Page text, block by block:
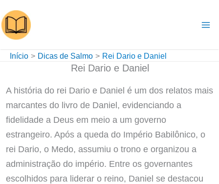
para
o
conteúdo
Início Dicas de Salmo Rei Dario e Daniel
Rei Dario e Daniel
A história do rei Dario e Daniel é um dos relatos mais
marcantes do livro de Daniel, evidenciando a
fidelidade a Deus em meio a um governo
estrangeiro. Após a queda do Império Babilônico, o
rei Dario, o Medo, assumiu o trono e organizou a
administração do império. Entre os governantes
escolhidos para liderar o reino, Daniel se destacou